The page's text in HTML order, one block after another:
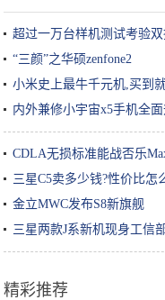
超过一万台样机测试考验
“三颜”之华硕zenfone2
小米史上最牛千元机,买到
内外兼修小宇宙x5手机全
CDLA无损标准能战否乐
三星C5卖多少钱?性价比怎
金立MWC发布S8新旗舰
三星两款J系新机现身工信
精彩推荐